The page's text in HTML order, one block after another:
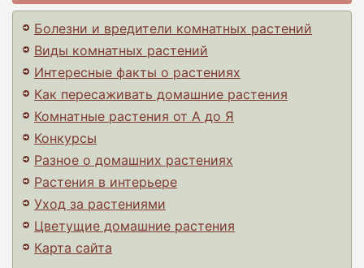
Болезни и вредители комнатных растений
Виды комнатных растений
Интересные факты о растениях
Как пересаживать домашние растения
Комнатные растения от А до Я
Конкурсы
Разное о домашних растениях
Растения в интерьере
Уход за растениями
Цветущие домашние растения
Карта сайта